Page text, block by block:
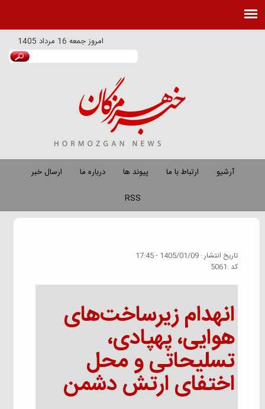
امروزجمعه 16 مرداد 1405
آرشیو ارتباط با ما پیوند ها درباره ما
ارسال خبر
RSS
تاريخ انتشار : 1405/01/09 - 17:45
كد :5061
انهدام زیرساخت‌های
هوایی، پهپادی،
تسلیحاتی و محل
اختفای ارتش دشمن